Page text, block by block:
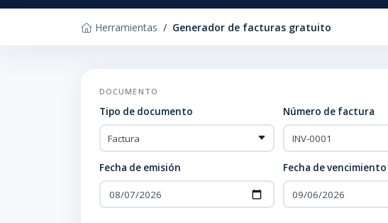
Herramientas Generador de facturas gratuito
DOCUMENTO
Tipo de documento Número de factura
Fecha de emisión Fecha de vencimiento